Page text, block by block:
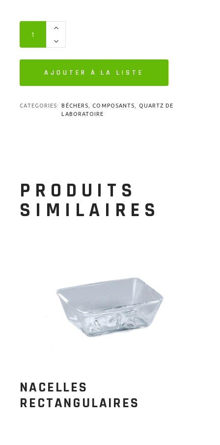
AJOUTER À LA LISTE
CATEGORIES: BÉCHERS COMPOSANTS
QUARTZ DE
LABORATOIRE
PRODUITS
SIMILAIRES
NACELLES
RECTANGULAIRES